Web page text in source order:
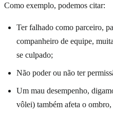
Como exemplo, podemos citar:
Ter falhado como parceiro,
companheiro de equipe,
se culpado;
Não poder ou não ter
Um mau desempenho,
vôlei) também afeta o